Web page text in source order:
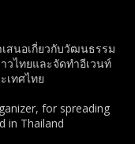
สนอเกี่ยวกับวัฒนธรรม
ไทยและจัดทำอีเวนท์
เทศไทย
for spreading
in Thailand